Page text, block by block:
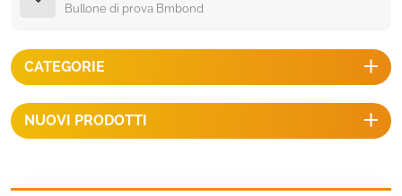
Bullone di prova Bmbond
CATEGORIE
NUOVI PRODOTTI